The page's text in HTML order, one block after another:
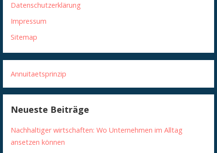
Datenschutzerklärung
Impressum
Sitemap
Annuitaetsprinzip
Neueste Beiträge
Nachhaltiger wirtschaften: Wo Unternehmen im Alltag
ansetzen können